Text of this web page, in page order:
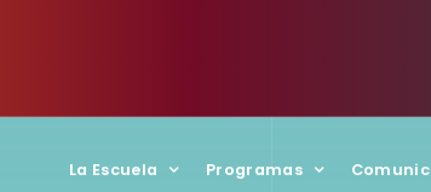
La Escuela Programas